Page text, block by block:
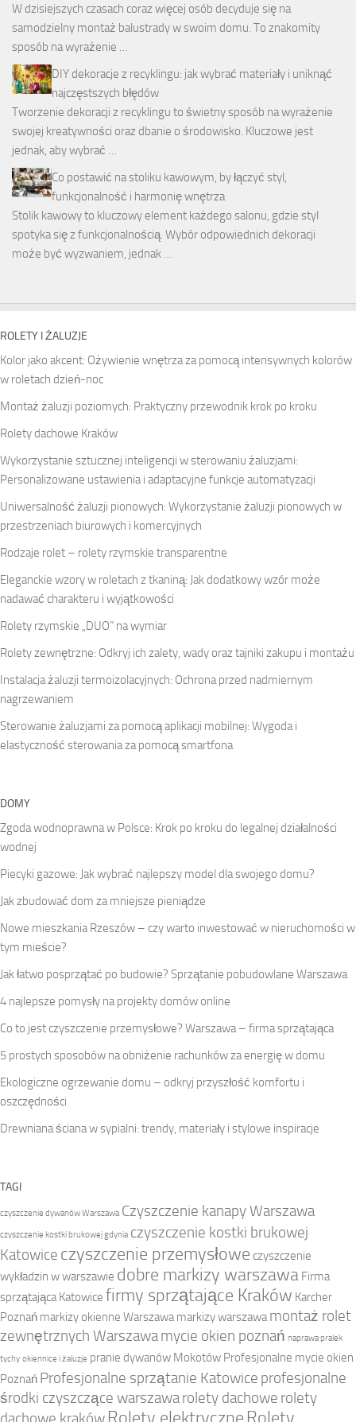
W dzisiejszych czasach coraz więcej osób decyduje się na
samodzielny montaż balustrady w swoim domu. To znakomity
sposób na wyrażenie …
DIY dekoracje z recyklingu: jak wybrać materiały i uniknąć
najczęstszych błędów
Tworzenie dekoracji z recyklingu to świetny sposób na wyrażenie
swojej kreatywności oraz dbanie o środowisko. Kluczowe jest
jednak, aby wybrać …
Co postawić na stoliku kawowym, by łączyć styl,
funkcjonalność i harmonię wnętrza
Stolik kawowy to kluczowy element każdego salonu, gdzie styl
spotyka się z funkcjonalnością. Wybór odpowiednich dekoracji
może być wyzwaniem, jednak …
ROLETY I ŻALUZJE
Kolor jako akcent: Ożywienie wnętrza za pomocą intensywnych kolorów
w roletach dzień-noc
Montaż żaluzji poziomych: Praktyczny przewodnik krok po kroku
Rolety dachowe Kraków
Wykorzystanie sztucznej inteligencji w sterowaniu żaluzjami:
Personalizowane ustawienia i adaptacyjne funkcje automatyzacji
Uniwersalność żaluzji pionowych: Wykorzystanie żaluzji pionowych w
przestrzeniach biurowych i komercyjnych
Rodzaje rolet – rolety rzymskie transparentne
Eleganckie wzory w roletach z tkaniną: Jak dodatkowy wzór może
nadawać charakteru i wyjątkowości
Rolety rzymskie „DUO” na wymiar
Rolety zewnętrzne: Odkryj ich zalety, wady oraz tajniki zakupu i montażu
Instalacja żaluzji termoizolacyjnych: Ochrona przed nadmiernym
nagrzewaniem
Sterowanie żaluzjami za pomocą aplikacji mobilnej: Wygoda i
elastyczność sterowania za pomocą smartfona
DOMY
Zgoda wodnoprawna w Polsce: Krok po kroku do legalnej działalności
wodnej
Piecyki gazowe: Jak wybrać najlepszy model dla swojego domu?
Jak zbudować dom za mniejsze pieniądze
Nowe mieszkania Rzeszów – czy warto inwestować w nieruchomości w
tym mieście?
Jak łatwo posprzątać po budowie? Sprzątanie pobudowlane Warszawa
4 najlepsze pomysły na projekty domów online
Co to jest czyszczenie przemysłowe? Warszawa – firma sprzątająca
5 prostych sposobów na obniżenie rachunków za energię w domu
Ekologiczne ogrzewanie domu – odkryj przyszłość komfortu i
oszczędności
Drewniana ściana w sypialni: trendy, materiały i stylowe inspiracje
TAGI
czyszczenie dywanów Warszawa Czyszczenie kanapy Warszawa
czyszczenie kostki brukowej gdynia czyszczenie kostki brukowej
Katowice czyszczenie przemysłowe czyszczenie
wykładzin w warszawie dobre markizy warszawa Firma
sprzątająca Katowice firmy sprzątające Kraków Karcher
Poznań markizy okienne Warszawa markizy warszawa montaż rolet
zewnętrznych Warszawamycie okien poznań naprawa pralek
tychy okiennice i żaluzje pranie dywanów Mokotów Profesjonalne mycie okien
Poznań Profesjonalne sprzątanie Katowice profesjonalne
środki czyszczące warszawarolety dachowe rolety
dachowe kraków Rolety elektryczne Rolety